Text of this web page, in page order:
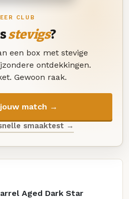
CLUB
stevigs?
een box met stevige
ontdekkingen.
Gewoon raak.
match →
smaaktest →
Aged Dark Star